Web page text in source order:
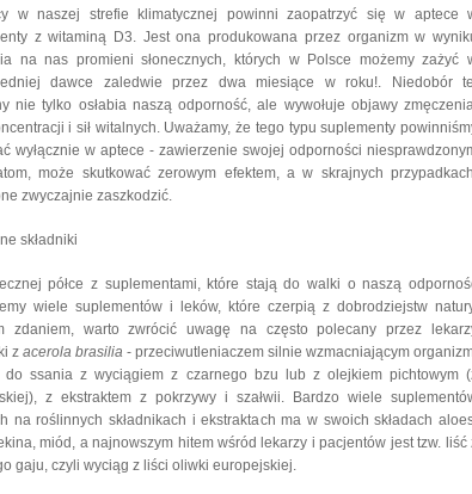
w naszej strefie klimatycznej powinni zaopatrzyć się w aptece
z witaminą D3. Jest ona produkowana przez organizm w
na nas promieni słonecznych, których w Polsce możemy zażyć
dawce zaledwie przez dwa miesiące w roku!. Niedobór
nie tylko osłabia naszą odporność, ale wywołuje objawy
i sił witalnych. Uważamy, że tego typu suplementy
wyłącznie w aptece - zawierzenie swojej odporności
może skutkować zerowym efektem, a w skrajnych
zwyczajnie zaszkodzić.
składniki
półce z suplementami, które stają do walki o naszą
wiele suplementów i leków, które czerpią z dobrodziejstw
zdaniem, warto zwrócić uwagę na często polecany przez
z acerola brasilia - przeciwutleniaczem silnie wzmacniającym
do ssania z wyciągiem z czarnego bzu lub z olejkiem pichtowym
z ekstraktem z pokrzywy i szałwii. Bardzo wiele
na roślinnych składnikach i ekstraktach ma w swoich składach
miód, a najnowszym hitem wśród lekarzy i pacjentów jest tzw. liść
gaju, czyli wyciąg z liści oliwki europejskiej.